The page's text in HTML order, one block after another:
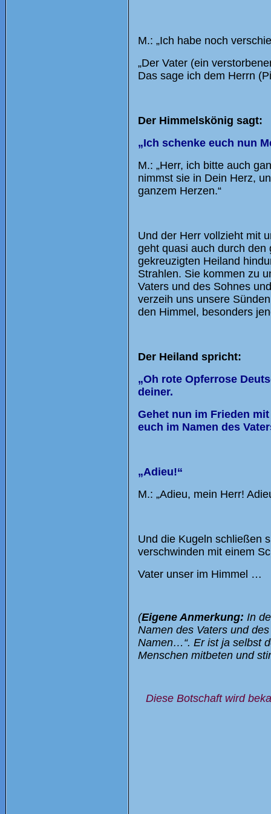
M.: „Ich habe noch
„Der Vater (ein
Das sage ich dem Herrn
Der Himmelskönig sagt:
„Ich schenke euch nun
M.: „Herr, ich bitte auch
nimmst sie in Dein Herz,
ganzem Herzen.“
Und der Herr vollzieht mit
geht quasi auch durch
gekreuzigten Heiland
Strahlen. Sie kommen zu
Vaters und des Sohnes
verzeih uns unsere
den Himmel, besonders
Der Heiland spricht:
„Oh rote Opferrose
deiner.
Gehet nun im Frieden
euch im Namen des
„Adieu!“
M.: „Adieu, mein Herr!
Und die Kugeln schließen
verschwinden mit einem
Vater unser im Himmel …
(Eigene Anmerkung: In
Namen des Vaters und
Namen…“. Er ist ja selbst
Menschen mitbeten und
Diese Botschaft wird